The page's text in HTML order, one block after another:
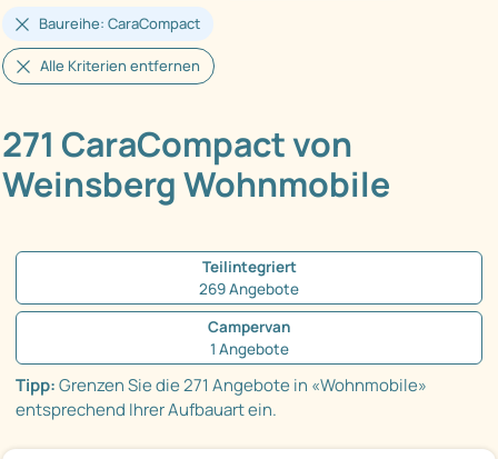
Baureihe: CaraCompact
Alle Kriterien entfernen
271 CaraCompact von
Weinsberg Wohnmobile
Teilintegriert
269 Angebote
Campervan
1 Angebote
Tipp:Grenzen Sie die 271 Angebote in «Wohnmobile»
entsprechend Ihrer Aufbauart ein.